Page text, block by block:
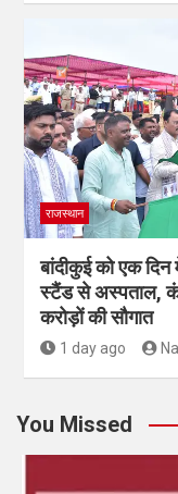
राजस्थान
बांदीकुई को एक
स्टैंड से अस्पताल,
करोड़ों की सौगात
1 day ago
You Missed